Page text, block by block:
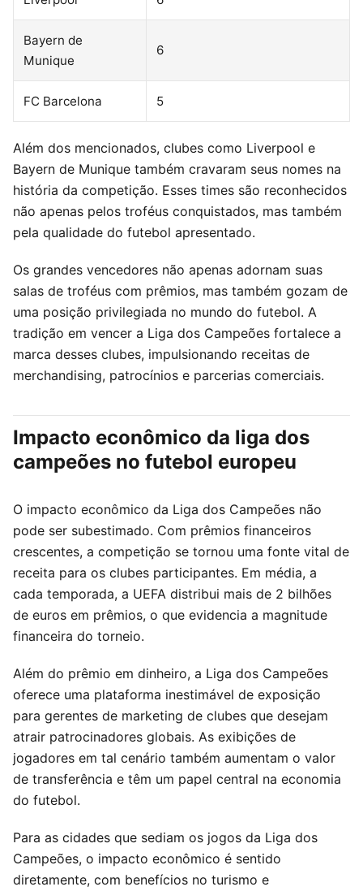
Bayern de
Munique
6
FC Barcelona 5
Além dos mencionados, clubes como Liverpool e
Bayern de Munique também cravaram seus nomes na
história da competição. Esses times são reconhecidos
não apenas pelos troféus conquistados, mas também
pela qualidade do futebol apresentado.
Os grandes vencedores não apenas adornam suas
salas de troféus com prêmios, mas também gozam de
uma posição privilegiada no mundo do futebol. A
tradição em vencer a Liga dos Campeões fortalece a
marca desses clubes, impulsionando receitas de
merchandising, patrocínios e parcerias comerciais.
Impacto econômico da liga dos
campeões no futebol europeu
O impacto econômico da Liga dos Campeões não
pode ser subestimado. Com prêmios financeiros
crescentes, a competição se tornou uma fonte vital de
receita para os clubes participantes. Em média, a
cada temporada, a UEFA distribui mais de 2 bilhões
de euros em prêmios, o que evidencia a magnitude
financeira do torneio.
Além do prêmio em dinheiro, a Liga dos Campeões
oferece uma plataforma inestimável de exposição
para gerentes de marketing de clubes que desejam
atrair patrocinadores globais. As exibições de
jogadores em tal cenário também aumentam o valor
de transferência e têm um papel central na economia
do futebol.
Para as cidades que sediam os jogos da Liga dos
Campeões, o impacto econômico é sentido
diretamente, com benefícios no turismo e